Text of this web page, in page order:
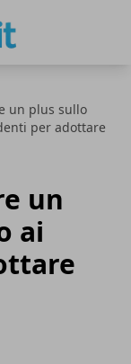
un plus sullo
per adottare
un
ai